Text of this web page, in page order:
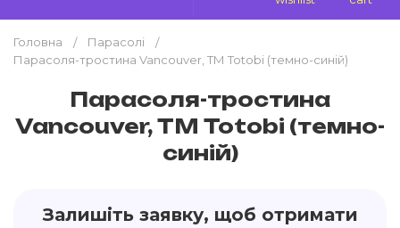
Головна
Парасолі
Парасоля-тростина Vancouver, ТМ Totobi (темно-синій)
Парасоля-тростина
Vancouver, ТМ Totobi (темно-
синій)
Залишіть заявку, щоб отримати